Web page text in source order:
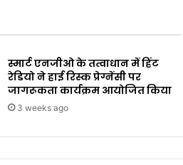
स्मार्ट एनजीओ के तत्वाधान में हिंट
रेडियो ने हाई रिस्क प्रेग्नेंसी पर
जागरूकता कार्यक्रम आयोजित किया
3 weeks ago